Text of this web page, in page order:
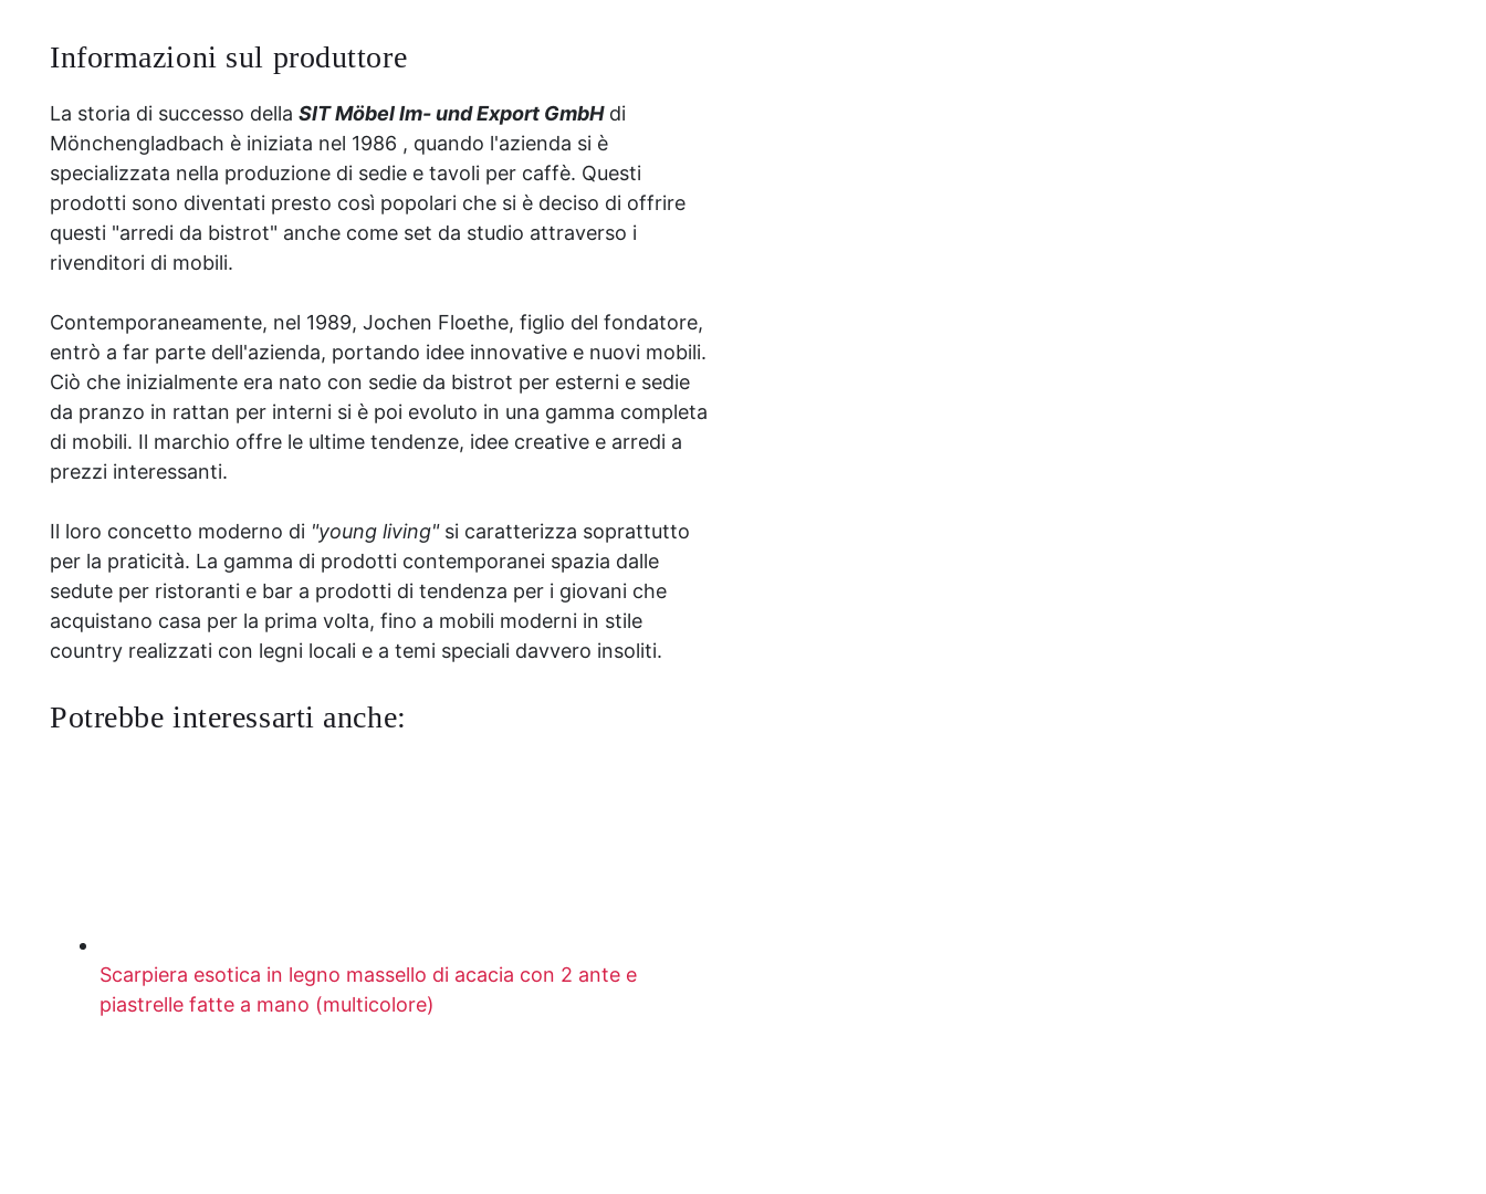
Informazioni sul produttore
La storia di successo della SIT Möbel Im- und Export GmbHdi
Mönchengladbach è iniziata nel 1986 , quando l'azienda si è
specializzata nella produzione di sedie e tavoli per caffè. Questi
prodotti sono diventati presto così popolari che si è deciso di offrire
questi "arredi da bistrot" anche come set da studio attraverso i
rivenditori di mobili.
Contemporaneamente, nel 1989, Jochen Floethe, figlio del fondatore,
entrò a far parte dell'azienda, portando idee innovative e nuovi mobili.
Ciò che inizialmente era nato con sedie da bistrot per esterni e sedie
da pranzo in rattan per interni si è poi evoluto in una gamma completa
di mobili. Il marchio offre le ultime tendenze, idee creative e arredi a
prezzi interessanti.
Il loro concetto moderno di "young living"si caratterizza soprattutto
per la praticità. La gamma di prodotti contemporanei spazia dalle
sedute per ristoranti e bar a prodotti di tendenza per i giovani che
acquistano casa per la prima volta, fino a mobili moderni in stile
country realizzati con legni locali e a temi speciali davvero insoliti.
Potrebbe interessarti anche:
Scarpiera esotica in legno massello di acacia con 2 ante e
piastrelle fatte a mano (multicolore)